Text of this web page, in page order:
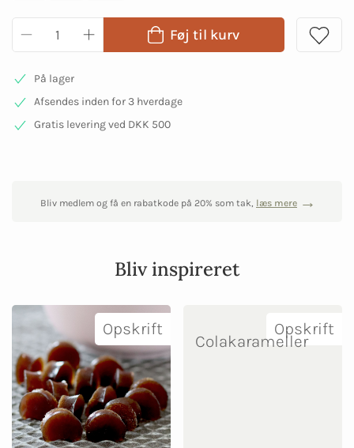
Føj til kurv
På lager
Afsendes inden for 3 hverdage
Gratis levering ved DKK 500
Bliv medlem og få en rabatkode på 20% som tak, læs mere
Bliv inspireret
Opskrift Opskrift
Colakarameller